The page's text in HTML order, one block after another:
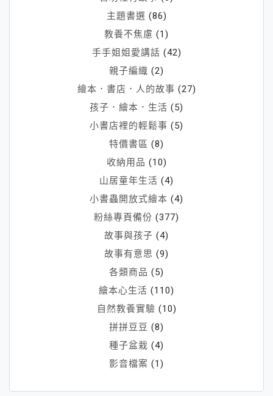
主題書選 (86)
教養不焦慮 (1)
手手姐姐愛講話 (42)
親子編織 (2)
繪本．書店．人的故事 (27)
孩子．繪本．生活 (5)
小書店裡的輕鬆事 (5)
特價書區 (8)
收納用品 (10)
山居童年生活 (4)
小書蟲開放式繪本 (4)
粉絲專頁備份 (377)
故事與孩子 (4)
故事有意思 (9)
各類商品 (5)
繪本心生活 (110)
自然教養實驗 (10)
拼拼豆豆 (8)
種子盆栽 (4)
影音檔案 (1)